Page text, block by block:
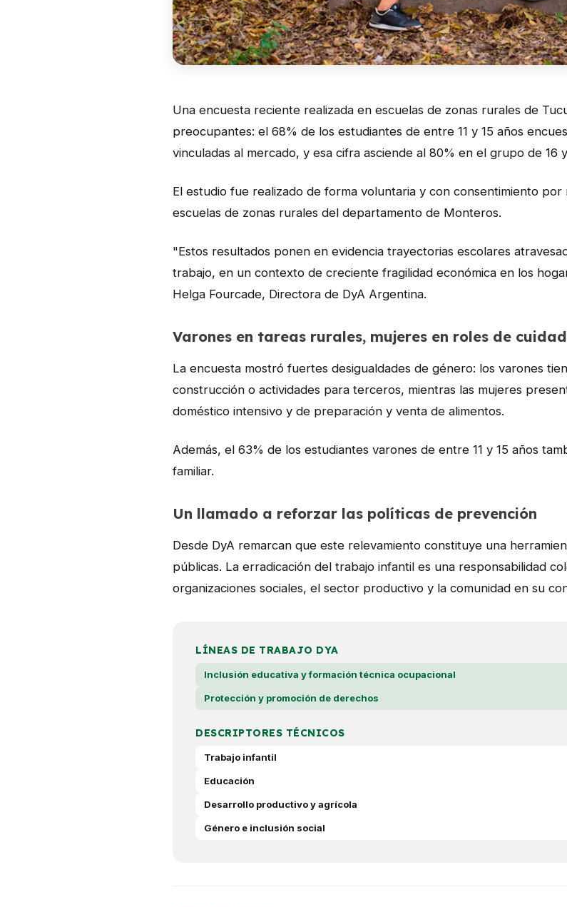
Una encuesta reciente realizada en escuelas de zonas rurales de
preocupantes: el 68% de los estudiantes de entre 11 y 15 años
vinculadas al mercado, y esa cifra asciende al 80% en el grupo de 16
El estudio fue realizado de forma voluntaria y con consentimiento
escuelas de zonas rurales del departamento de Monteros.
"Estos resultados ponen en evidencia trayectorias escolares
trabajo, en un contexto de creciente fragilidad económica en los
Helga Fourcade, Directora de DyA Argentina.
Varones en tareas rurales, mujeres en roles de
La encuesta mostró fuertes desigualdades de género: los varones
construcción o actividades para terceros, mientras las mujeres
doméstico intensivo y de preparación y venta de alimentos.
Además, el 63% de los estudiantes varones de entre 11 y 15 años
familiar.
Un llamado a reforzar las políticas de prevención
Desde DyA remarcan que este relevamiento constituye una
públicas. La erradicación del trabajo infantil es una responsabilidad
organizaciones sociales, el sector productivo y la comunidad en su
LÍNEAS DE TRABAJO DYA
Inclusión educativa y formación técnica ocupacional
Protección y promoción de derechos
DESCRIPTORES TÉCNICOS
Trabajo infantil
Educación
Desarrollo productivo y agrícola
Género e inclusión social